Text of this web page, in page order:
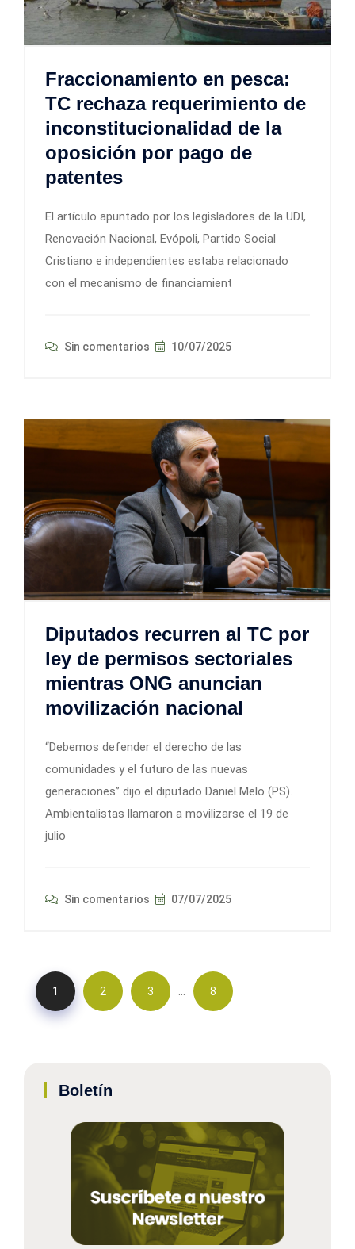
Fraccionamiento en pesca:
TC rechaza requerimiento de
inconstitucionalidad de la
oposición por pago de
patentes
El artículo apuntado por los legisladores de la UDI,
Renovación Nacional, Evópoli, Partido Social
Cristiano e independientes estaba relacionado
con el mecanismo de financiamient
Sin comentarios 10/07/2025
Diputados recurren al TC por
ley de permisos sectoriales
mientras ONG anuncian
movilización nacional
“Debemos defender el derecho de las
comunidades y el futuro de las nuevas
generaciones” dijo el diputado Daniel Melo (PS).
Ambientalistas llamaron a movilizarse el 19 de
julio
Sin comentarios 07/07/2025
1 2 3 … 8
Boletín